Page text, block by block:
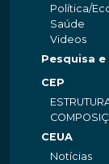
Política/
Saúde
Videos
Pesquisa e
CEP
CEUA
Notícias